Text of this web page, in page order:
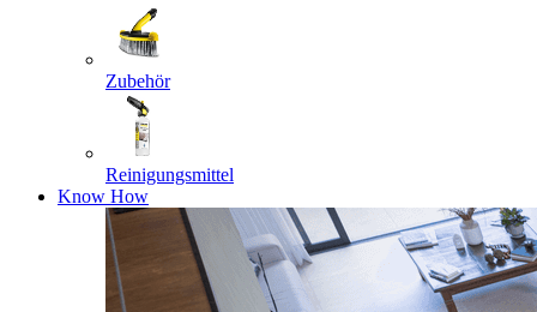
Zubehör
Reinigungsmittel
Know How